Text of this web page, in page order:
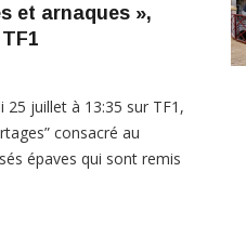
et arnaques »,
juillet à 13:35 sur TF1,
consacré au
épaves qui sont remis